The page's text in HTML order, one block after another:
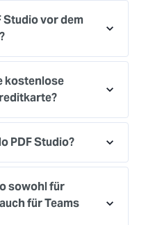
Studio vor dem
kostenlose
PDF Studio?
sowohl für
für Teams